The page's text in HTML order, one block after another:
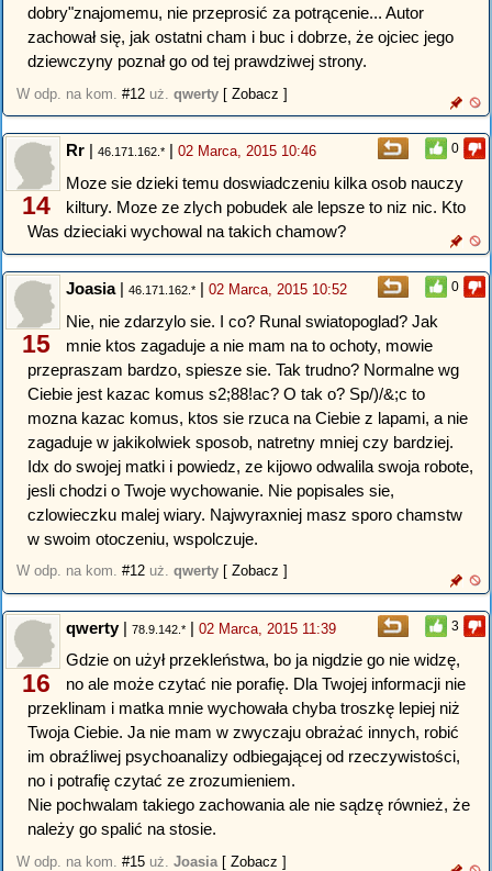
dobry"znajomemu, nie przeprosić za potrącenie... Autor
zachował się, jak ostatni cham i buc i dobrze, że ojciec jego
dziewczyny poznał go od tej prawdziwej strony.
W odp. na kom. #12 uż. qwerty [ Zobacz ]
0
14
Rr | 46.171.162.* | 02 Marca, 2015 10:46
Moze sie dzieki temu doswiadczeniu kilka osob nauczy
kiltury. Moze ze zlych pobudek ale lepsze to niz nic. Kto
Was dzieciaki wychowal na takich chamow?
0
15
Joasia| 46.171.162.* | 02 Marca, 2015 10:52
Nie, nie zdarzylo sie. I co? Runal swiatopoglad? Jak
mnie ktos zagaduje a nie mam na to ochoty, mowie
przepraszam bardzo, spiesze sie. Tak trudno? Normalne wg
Ciebie jest kazac komus s2;88!ac? O tak o? Sp/)/&;c to
mozna kazac komus, ktos sie rzuca na Ciebie z lapami, a nie
zagaduje w jakikolwiek sposob, natretny mniej czy bardziej.
Idx do swojej matki i powiedz, ze kijowo odwalila swoja robote,
jesli chodzi o Twoje wychowanie. Nie popisales sie,
czlowieczku malej wiary. Najwyraxniej masz sporo chamstw
w swoim otoczeniu, wspolczuje.
W odp. na kom. #12 uż. qwerty [ Zobacz ]
3
16
qwerty| 78.9.142.* | 02 Marca, 2015 11:39
Gdzie on użył przekleństwa, bo ja nigdzie go nie widzę,
no ale może czytać nie porafię. Dla Twojej informacji nie
przeklinam i matka mnie wychowała chyba troszkę lepiej niż
Twoja Ciebie. Ja nie mam w zwyczaju obrażać innych, robić
im obraźliwej psychoanalizy odbiegającej od rzeczywistości,
no i potrafię czytać ze zrozumieniem.
Nie pochwalam takiego zachowania ale nie sądzę również, że
należy go spalić na stosie.
W odp. na kom. #15 uż. Joasia [ Zobacz ]